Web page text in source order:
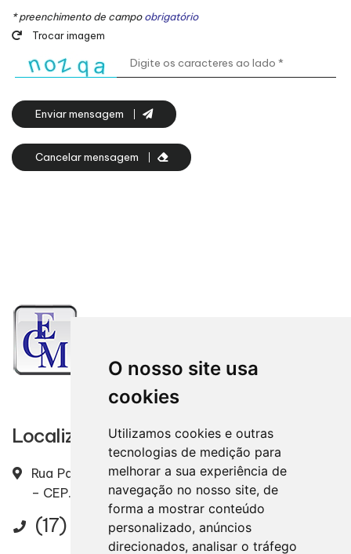
O nosso site usa
cookies
Utilizamos cookies e outras
tecnologias de medição para
melhorar a sua experiência de
navegação no nosso site, de
forma a mostrar conteúdo
personalizado, anúncios
direcionados, analisar o tráfego
* preenchimento de campoobrigatório
Trocar imagem
Enviar mensagem
Cancelar mensagem
Localização
Rua Padre Ernesto, 2328 – Centro – Mirassol / SP
– CEP. 15130-000
(17) 3243-7020